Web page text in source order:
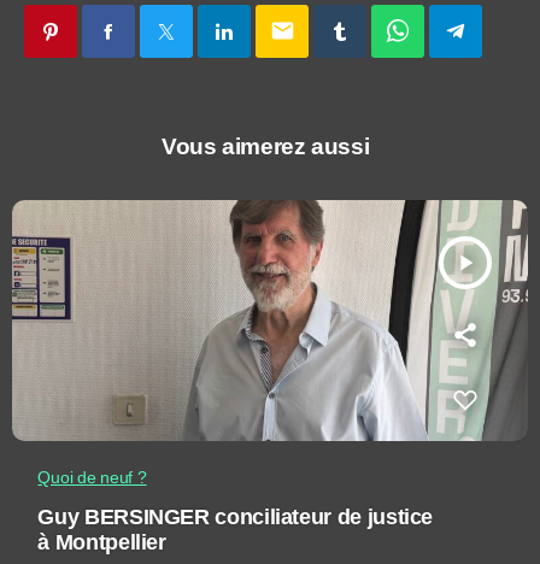
email
Vous aimerez aussi
play_arrow
Quoi de neuf ?
Guy BERSINGER conciliateur de justice
à Montpellier